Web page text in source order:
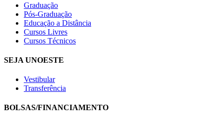
Graduação
Pós-Graduação
Educação a Distância
Cursos Livres
Cursos Técnicos
SEJA UNOESTE
Vestibular
Transferência
BOLSAS/FINANCIAMENTO